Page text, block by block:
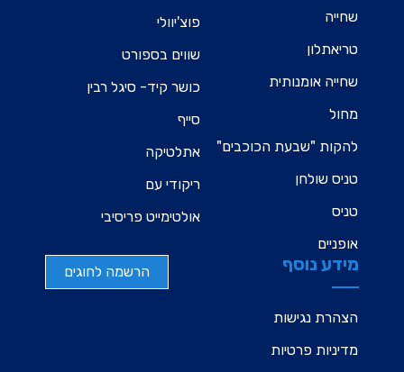
שחייה
טריאתלון
שחייה אומנותית
מחול
להקות "שבעת הכוכבים"
טניס שולחן
טניס
אופניים
פוצ'יוולי
שווים בספורט
כושר קיד- סיגל רבין
סייף
אתלטיקה
ריקודי עם
אולטימייט פריסיבי
מידע נוסף
הצהרת נגישות
מדיניות פרטיות
הרשמה לחוגים